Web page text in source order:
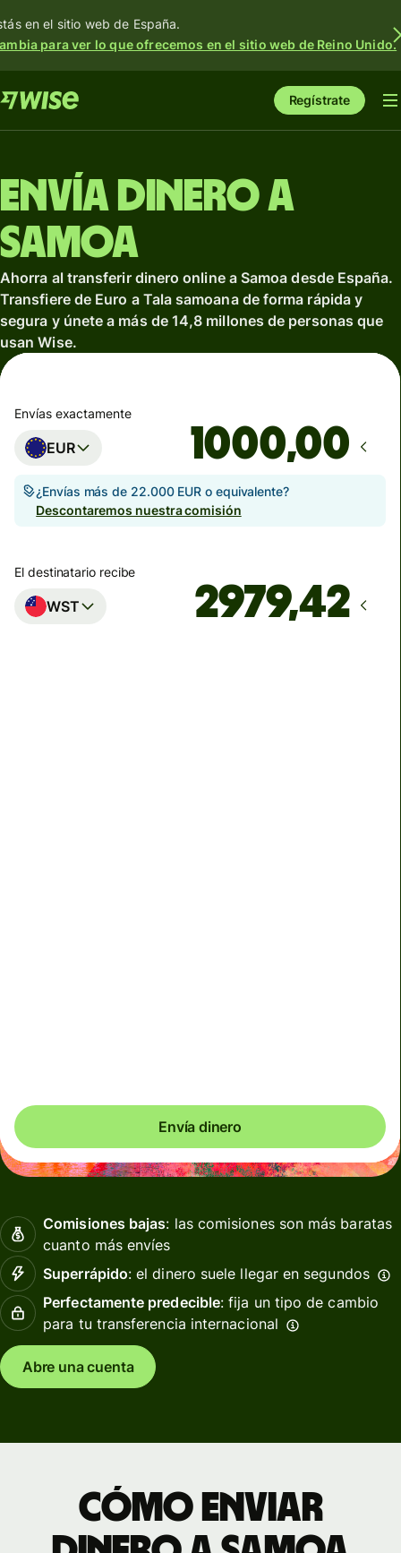
en el sitio web de España.
para ver lo que ofrecemos en el sitio web de Reino Unido.
Regístrate
Envía dinero a
Samoa
Ahorra al transferir dinero online a Samoa desde España.
Transfiere de Euro a Tala samoana de forma rápida y
segura y únete a más de 14,8 millones de personas que
usan Wise.
Envías exactamente
EUR ,00
¿Envías más de 22.000 EUR o equivalente?
Descontaremos nuestra comisión
El destinatario recibe
WST
Envía dinero
Comisiones bajas: las comisiones son más baratas
cuanto más envíes
Superrápido: el dinero suele llegar en segundos
Perfectamente predecible: fija un tipo de cambio
para tu transferencia internacional
Abre una cuenta
Cómo enviar